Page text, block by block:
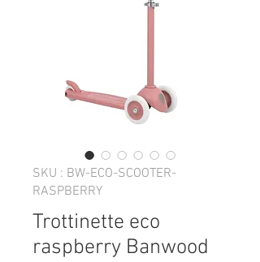
SKU : BW-ECO-SCOOTER-
RASPBERRY
Trottinette eco
raspberry Banwood